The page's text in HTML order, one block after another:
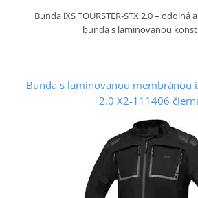
Bunda iXS TOURSTER‑STX 2.0 –
bunda s laminovanou
Bunda s laminovanou membránou
2.0 X2-111406